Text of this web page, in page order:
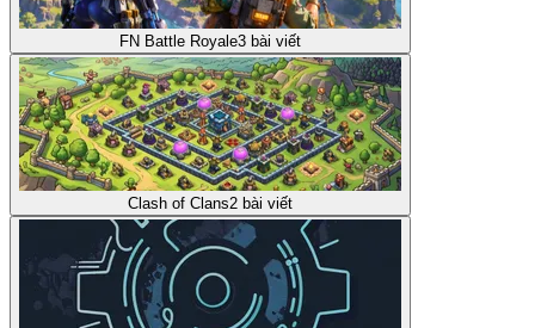
FN Battle Royale3 bài viết
Clash of Clans2 bài viết